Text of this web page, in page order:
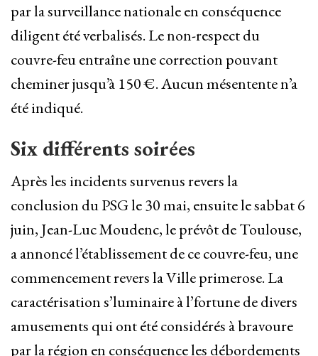
par la surveillance nationale en conséquence
diligent été verbalisés. Le non-respect du
couvre-feu entraîne une correction pouvant
cheminer jusqu’à 150 €. Aucun mésentente n’a
été indiqué.
Six différents soirées
Après les incidents survenus revers la
conclusion du PSG le 30 mai, ensuite le sabbat 6
juin, Jean-Luc Moudenc, le prévôt de Toulouse,
a annoncé l’établissement de ce couvre-feu, une
commencement revers la Ville primerose. La
caractérisation s’luminaire à l’fortune de divers
amusements qui ont été considérés à bravoure
par la région en conséquence les débordements